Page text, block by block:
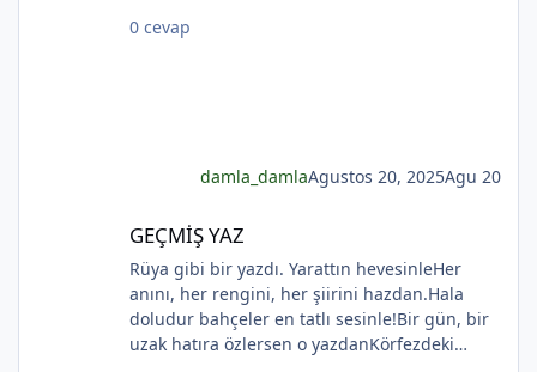
çok seneler geçti; dönen yok seferinden
0 cevap
damla_damlaAgustos 20, 2025Agu 20
GEÇMİŞ YAZ
Rüya gibi bir yazdı. Yarattın hevesinleHer
anını, her rengini, her şiirini hazdan.Hala
doludur bahçeler en tatlı sesinle!Bir gün, bir
uzak hatıra özlersen o yazdanKörfezdeki
*
*